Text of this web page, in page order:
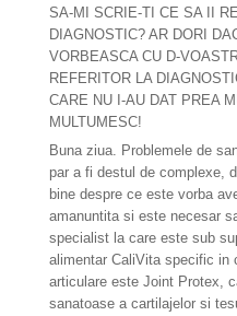
SA-MI SCRIE-TI CE SA II
DIAGNOSTIC? AR DORI
VORBEASCA CU D-
REFERITOR LA
CARE NU I-AU DAT PREA
MULTUMESC!
Buna ziua. Problemele de
par a fi destul de complexe,
bine despre ce este vorba
amanuntita si este necesar
specialist la care este sub
alimentar CaliVita specific in
articulare este Joint Protex,
sanatoase a cartilajelor si